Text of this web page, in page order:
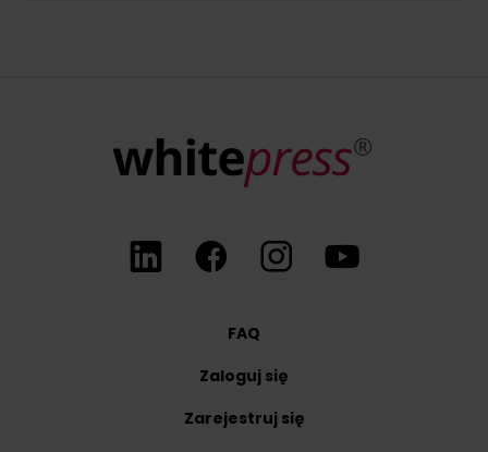
FAQ
Zaloguj się
Zarejestruj się